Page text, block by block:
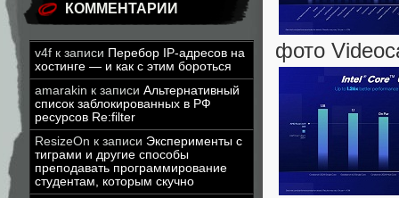
КОММЕНТАРИИ
v4f к записи Перебор IP-адресов на
хостинге — и как с этим бороться
amarakin к записи Альтернативный
список заблокированных в РФ
ресурсов Re:filter
ResizeOn к записи Эксперименты с
тиграми и другие способы
преподавать программирование
студентам, которым скучно
фото